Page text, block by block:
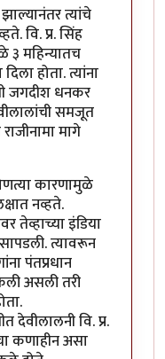
दोनbyश्रीगुरुजी
त्यांचे
वि. प्र. सिंह
३ महिन्यातच
होता. त्यांना
जगदीश धनकर
समजूत
मागे
कारणामुळे
नव्हते.
तेव्हाच्या इंडिया
सापडली. त्यावरून
पंतप्रधान
असली तरी
देवीलालनी वि. प्र.
कणाहीन असा